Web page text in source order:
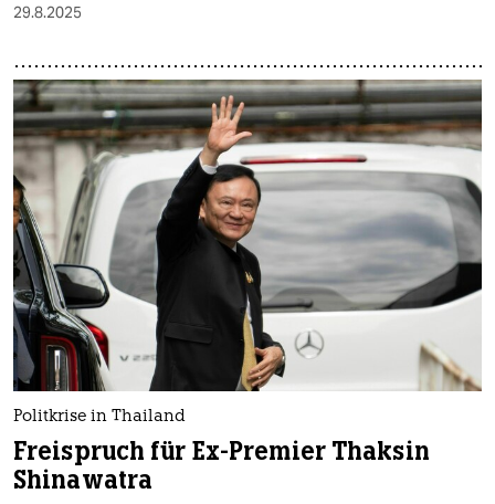
29.8.2025
Politkrise in Thailand
Freispruch für Ex-Premier Thaksin
Shinawatra